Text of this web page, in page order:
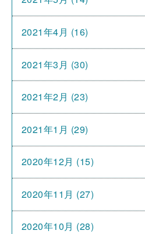
2021年4月 (16)
2021年3月 (30)
2021年2月 (23)
2021年1月 (29)
2020年12月 (15)
2020年11月 (27)
2020年10月 (28)